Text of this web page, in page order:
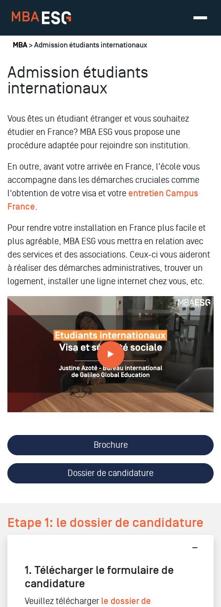
Vous êtes ici
MBA> Admission étudiants internationaux
Admission étudiants
internationaux
Vous êtes un étudiant étranger et vous souhaitez
étudier en France? MBA ESG vous propose une
procédure adaptée pour rejoindre son institution.
En outre, avant votre arrivée en France, l'école vous
accompagne dans les démarches cruciales comme
l'obtention de votre visa et votre entretien Campus
France.
Pour rendre votre installation en France plus facile et
plus agréable, MBA ESG vous mettra en relation avec
des services et des associations. Ceux-ci vous aideront
à réaliser des démarches administratives, trouver un
logement, installer une ligne internet chez vous, etc.
Etudiants internationaux : comment valider votre visa et
vous enregistrer à la sécurité sociale ?
Brochure
Dossier de candidature
Etape 1: le dossier de candidature
1. Télécharger le formulaire de
candidature
Veuillez télécharger le dossier de